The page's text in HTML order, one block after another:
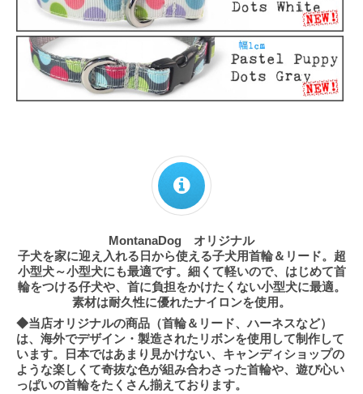
MontanaDog オリジナル
子犬を家に迎え入れる日から使える子犬用首輪＆リード。超
小型犬～小型犬にも最適です。細くて軽いので、はじめて首
輪をつける仔犬や、首に負担をかけたくない小型犬に最適。
素材は耐久性に優れたナイロンを使用。
◆当店オリジナルの商品（首輪＆リード、ハーネスなど）
は、海外でデザイン・製造されたリボンを使用して制作して
います。日本ではあまり見かけない、キャンディショップの
ような楽しくて奇抜な色が組み合わさった首輪や、遊び心い
っぱいの首輪をたくさん揃えております。